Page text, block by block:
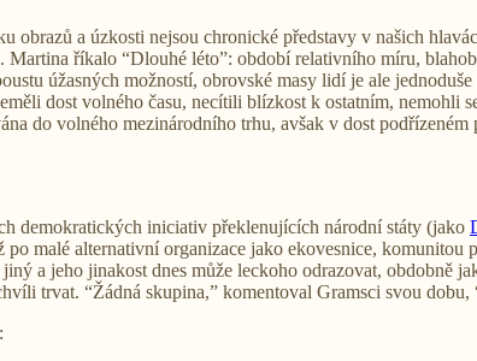
obrazů a úzkosti nejsou chronické představy v našich
Martina říkalo “Dlouhé léto”: období relativního míru,
úžasných možností, obrovské masy lidí je ale
dost volného času, necítili blízkost k ostatním,
do volného mezinárodního trhu, avšak v dost
demokratických iniciativ překlenujících národní státy (jako
po malé alternativní organizace jako ekovesnice,
a jeho jinakost dnes může leckoho odrazovat, obdobně
trvat. “Žádná skupina,” komentoval Gramsci svou